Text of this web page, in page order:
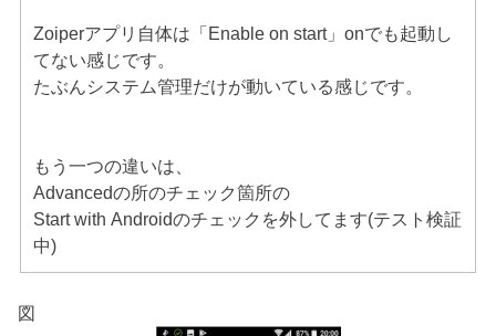
Zoiperアプリ自体は「Enable on start」onでも起動し
てない感じです。
たぶんシステム管理だけが動いている感じです。
もう一つの違いは、
Advancedの所のチェック箇所の
Start with Androidのチェックを外してます(テスト検証
中)
図